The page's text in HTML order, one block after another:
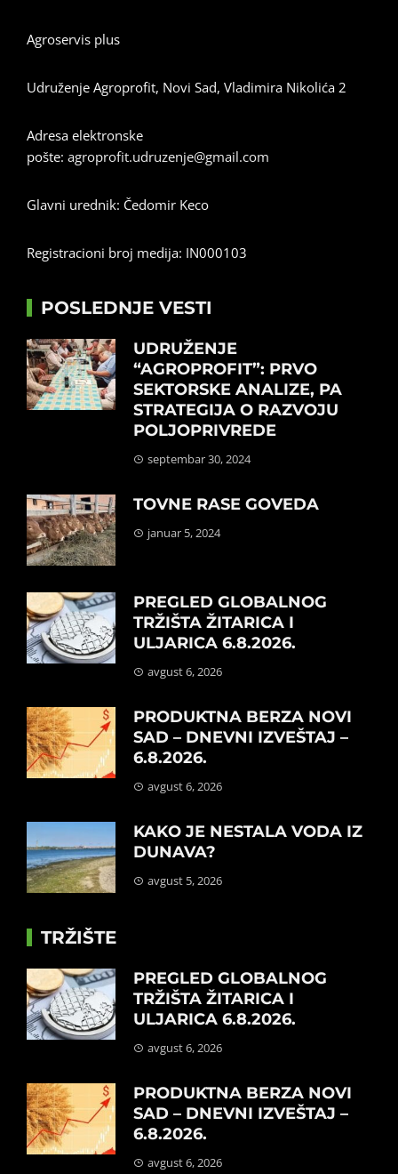
Agroservis plus
Udruženje Agroprofit, Novi Sad, Vladimira Nikolića 2
Adresa elektronske
pošte: agroprofit.udruzenje@gmail.com
Glavni urednik: Čedomir Keco
Registracioni broj medija: IN000103
POSLEDNJE VESTI
UDRUŽENJE
“AGROPROFIT”: PRVO
SEKTORSKE ANALIZE, PA
STRATEGIJA O RAZVOJU
POLJOPRIVREDE
septembar 30, 2024
TOVNE RASE GOVEDA
januar 5, 2024
PREGLED GLOBALNOG
TRŽIŠTA ŽITARICA I
ULJARICA 6.8.2026.
avgust 6, 2026
PRODUKTNA BERZA NOVI
SAD – DNEVNI IZVEŠTAJ –
6.8.2026.
avgust 6, 2026
KAKO JE NESTALA VODA IZ
DUNAVA?
avgust 5, 2026
TRŽIŠTE
PREGLED GLOBALNOG
TRŽIŠTA ŽITARICA I
ULJARICA 6.8.2026.
avgust 6, 2026
PRODUKTNA BERZA NOVI
SAD – DNEVNI IZVEŠTAJ –
6.8.2026.
avgust 6, 2026